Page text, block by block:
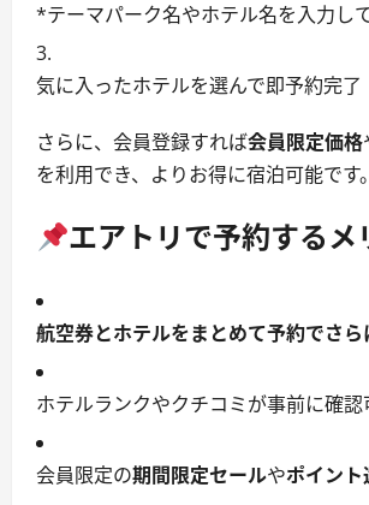
*テーマパーク名やホテル名を入力し
気に入ったホテルを選んで即予約完了
さらに、会員登録すれば会員限定価格
を利用でき、よりお得に宿泊可能です。
エアトリで予約するメ
航空券とホテルをまとめて予約でさら
ホテルランクやクチコミが事前に確認
会員限定の期間限定セールやポイント